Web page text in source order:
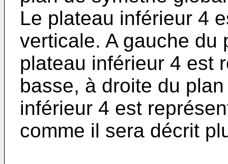
Le plateau inférieur 4
verticale. A gauche du
plateau inférieur 4 est
basse, à droite du
inférieur 4 est
comme il sera décrit